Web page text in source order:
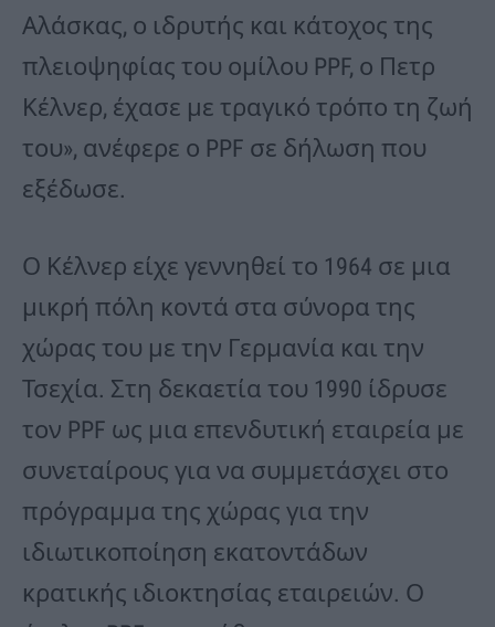
Αλάσκας, ο ιδρυτής και κάτοχος της
πλειοψηφίας του ομίλου PPF, ο Πετρ
Κέλνερ, έχασε με τραγικό τρόπο τη ζωή
του», ανέφερε ο PPF σε δήλωση που
εξέδωσε.
Ο Κέλνερ είχε γεννηθεί το 1964 σε μια
μικρή πόλη κοντά στα σύνορα της
χώρας του με την Γερμανία και την
Τσεχία. Στη δεκαετία του 1990 ίδρυσε
τον PPF ως μια επενδυτική εταιρεία με
συνεταίρους για να συμμετάσχει στο
πρόγραμμα της χώρας για την
ιδιωτικοποίηση εκατοντάδων
κρατικής ιδιοκτησίας εταιρειών. Ο